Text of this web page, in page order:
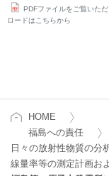
PDFファイルをご覧いた
ロードはこちらから
HOME
福島への責任
日々の放射性物質の分
線量率等の測定計画お